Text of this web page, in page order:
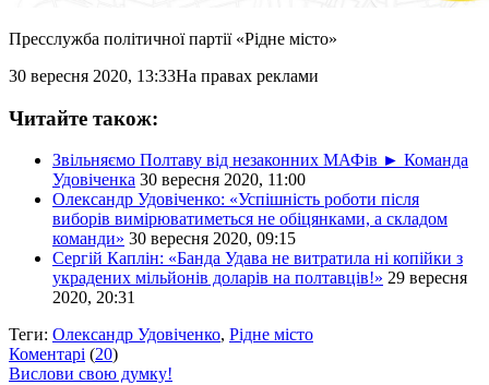
Пресслужба політичної партії «Рідне місто»
30 вересня 2020, 13:33На правах реклами
Читайте також:
Звільняємо Полтаву від незаконних МАФів ► Команда
Удовіченка 30 вересня 2020, 11:00
Олександр Удовіченко: «Успішність роботи після
виборів вимірюватиметься не обіцянками, а складом
команди» 30 вересня 2020, 09:15
Сергій Каплін: «Банда Удава не витратила ні копійки з
украдених мільйонів доларів на полтавців!» 29 вересня
2020, 20:31
Теги: Олександр Удовіченко, Рідне місто
Коментарі (20)
Вислови свою думку!